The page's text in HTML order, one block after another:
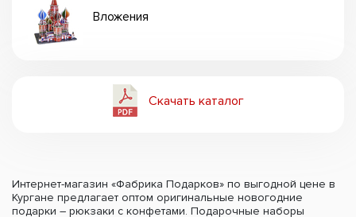
Вложения
Скачать каталог
Интернет-магазин «Фабрика Подарков» по выгодной цене в
Кургане предлагает оптом оригинальные новогодние
подарки – рюкзаки с конфетами. Подарочные наборы